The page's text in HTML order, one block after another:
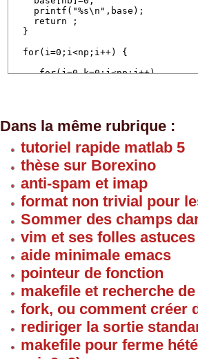
Dans la même rubrique :
tutoriel rapide matlab 5
thèse sur Borexino
anti-spam et imap
format non trivial pour
Sommer des champs
vim et ses folles astuces
aide minimale emacs
pointeur de fonction
makefile et recherche
fork, ou comment créer
rediriger la sortie
makefile pour ferme